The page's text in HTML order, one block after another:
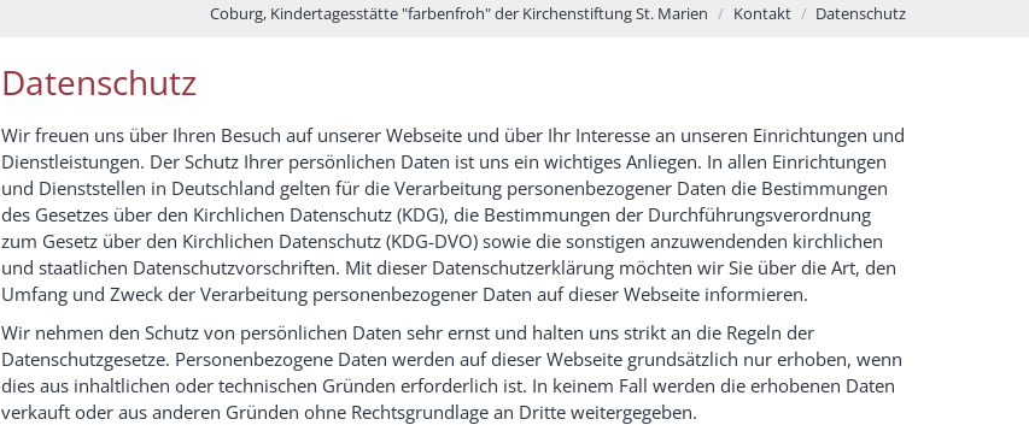
Coburg, Kindertagesstätte "farbenfroh" der Kirchenstiftung St. Marien Kontakt Datenschutz
Datenschutz
Wir freuen uns über Ihren Besuch auf unserer Webseite und über Ihr Interesse an unseren Einrichtungen und
Dienstleistungen. Der Schutz Ihrer persönlichen Daten ist uns ein wichtiges Anliegen. In allen Einrichtungen
und Dienststellen in Deutschland gelten für die Verarbeitung personenbezogener Daten die Bestimmungen
des Gesetzes über den Kirchlichen Datenschutz (KDG), die Bestimmungen der Durchführungsverordnung
zum Gesetz über den Kirchlichen Datenschutz (KDG-DVO) sowie die sonstigen anzuwendenden kirchlichen
und staatlichen Datenschutzvorschriften. Mit dieser Datenschutzerklärung möchten wir Sie über die Art, den
Umfang und Zweck der Verarbeitung personenbezogener Daten auf dieser Webseite informieren.
Wir nehmen den Schutz von persönlichen Daten sehr ernst und halten uns strikt an die Regeln der
Datenschutzgesetze. Personenbezogene Daten werden auf dieser Webseite grundsätzlich nur erhoben, wenn
dies aus inhaltlichen oder technischen Gründen erforderlich ist. In keinem Fall werden die erhobenen Daten
verkauft oder aus anderen Gründen ohne Rechtsgrundlage an Dritte weitergegeben.